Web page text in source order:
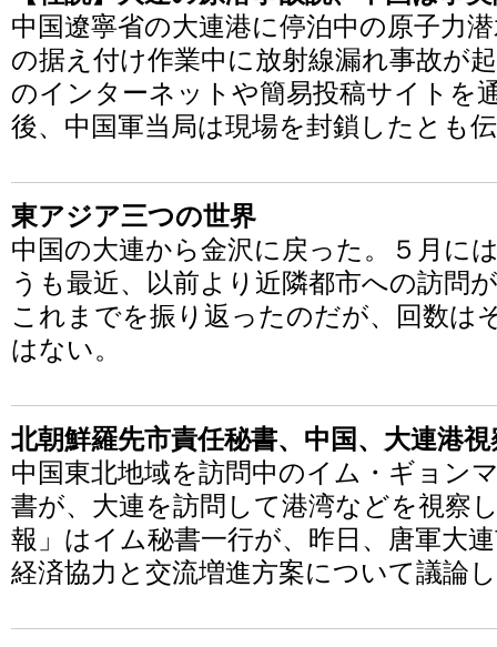
中国遼寧省の大連港に停泊中の原子力
の据え付け作業中に放射線漏れ事故が
のインターネットや簡易投稿サイトを
後、中国軍当局は現場を封鎖したとも
東アジア三つの世界
中国の大連から金沢に戻った。５月に
うも最近、以前より近隣都市への訪問
これまでを振り返ったのだが、回数は
はない。
北朝鮮羅先市責任秘書、中国、大連港視
中国東北地域を訪問中のイム・ギョン
書が、大連を訪問して港湾などを視察
報」はイム秘書一行が、昨日、唐軍大
経済協力と交流増進方案について議論